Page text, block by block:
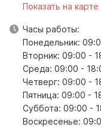
Показать на карте
Часы работы:
Понедельник:
Вторник: 09:00 -
Среда: 09:00 -
Четверг: 09:00 -
Пятница: 09:00 -
Суббота: 09:00 -
Воскресенье: